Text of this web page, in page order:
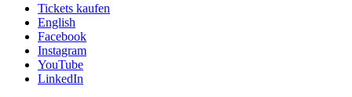
Tickets kaufen
English
Facebook
Instagram
YouTube
LinkedIn